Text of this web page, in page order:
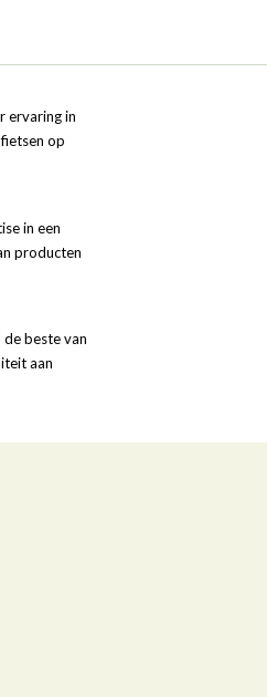
ervaring in
op
in een
producten
beste van
aan